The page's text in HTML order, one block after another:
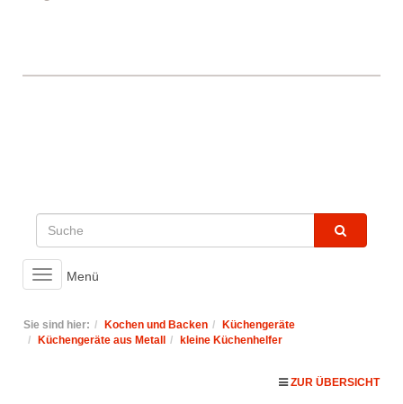
Toggle
navigation
Menü
Sie sind hier: Kochen und Backen
Küchengeräte
Küchengeräte aus Metall
kleine Küchenhelfer
ZUR ÜBERSICHT